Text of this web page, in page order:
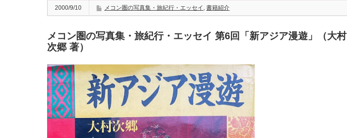
2000/9/10 メコン圏の写真集・旅紀行・エッセイ , 書籍紹介
メコン圏の写真集・旅紀行・エッセイ 第6回「新アジア漫遊」（大村
次郷 著）